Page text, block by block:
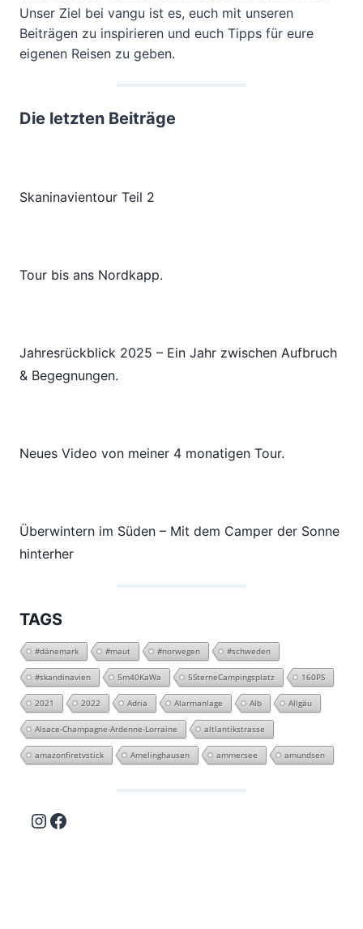
Unser Ziel bei vangu ist es, euch mit unseren
Beiträgen zu inspirieren und euch Tipps für eure
eigenen Reisen zu geben.
Die letzten Beiträge
Skaninavientour Teil 2
Tour bis ans Nordkapp.
Jahresrückblick 2025 – Ein Jahr zwischen Aufbruch
& Begegnungen.
Neues Video von meiner 4 monatigen Tour.
Überwintern im Süden – Mit dem Camper der Sonne
hinterher
TAGS
#dänemark #maut #norwegen #schweden
#skandinavien 5m40KaWa 5SterneCampingsplatz 160PS
2021 2022 Adria Alarmanlage Alb Allgäu
Alsace-Champagne-Ardenne-Lorraine altlantikstrasse
amazonfiretvstick Amelinghausen ammersee amundsen
Instagram
Facebook